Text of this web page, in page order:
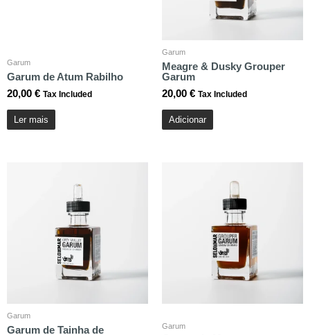
Garum
Garum de Atum Rabilho
20,00 € Tax Included
Ler mais
Garum
Meagre & Dusky Grouper
Garum
20,00 € Tax Included
Adicionar
Garum
Garum de Tainha de
Garum